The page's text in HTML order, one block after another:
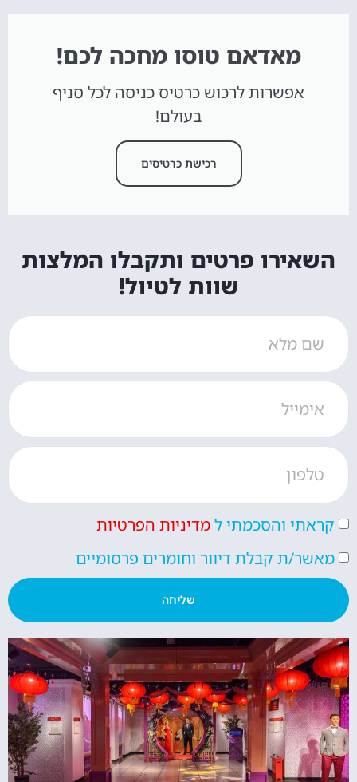
מאדאם טוסו מחכה לכם!
אפשרות לרכוש כרטיס כניסה לכל סניף
בעולם!
רכישת כרטיסים
השאירו פרטים ותקבלו המלצות
שוות לטיול!
קראתי והסכמתי למדיניות הפרטיות
מאשר/ת קבלת דיוור וחומרים פרסומיים
שליחה